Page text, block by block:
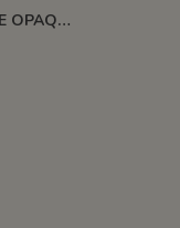
ÉMAIL FAÏENCE OPAQUE CRAQUELÉ BRILLANT BLEU ROI 5934 ancien E31018/4